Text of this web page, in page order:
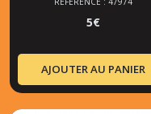
5€
AJOUTER AU PANIER